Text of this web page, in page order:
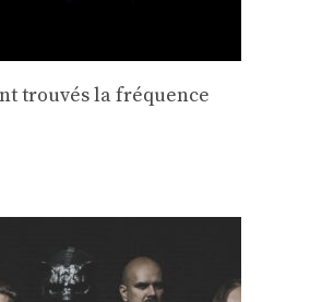
trouvés la fréquence